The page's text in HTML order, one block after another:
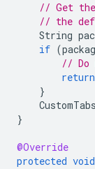
// Get
// the
String
if (
// Do
return
}
}
@Override
protected void